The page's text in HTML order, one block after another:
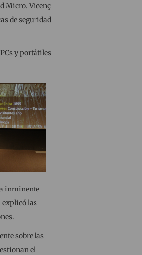
Micro. Vicenç
de seguridad
y portátiles
inminente
explicó las
sobre las
el